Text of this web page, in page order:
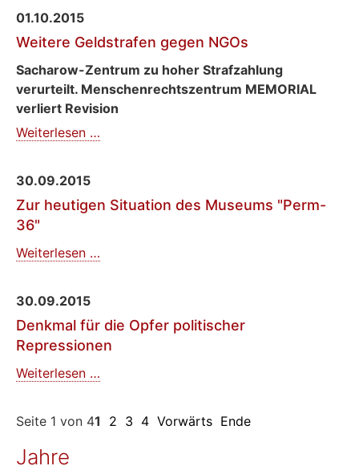
des
"Agentengesetzes"
01.10.2015
Weitere Geldstrafen gegen NGOs
Sacharow-Zentrum zu hoher Strafzahlung
verurteilt. Menschenrechtszentrum MEMORIAL
verliert Revision
Weiterlesen …
30.09.2015
Zur heutigen Situation des Museums "Perm-
36"
Weiterlesen …
Museums
"Perm-
30.09.2015
Denkmal für die Opfer politischer
Repressionen
Weiterlesen …
Opfer
Seite 1 von 41 2 3 4 Vorwärts Ende
Jahre